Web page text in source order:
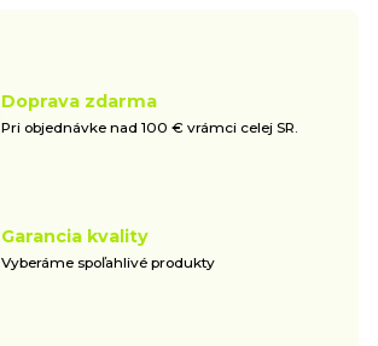
Doprava zdarma
Pri objednávke nad 100 € vrámci celej SR.
Garancia kvality
Vyberáme spoľahlivé produkty